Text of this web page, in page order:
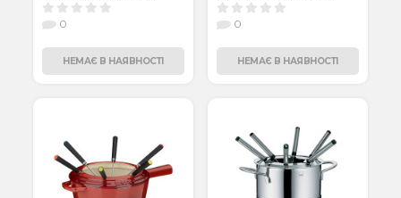
Simplon, 8 пр. (66980)
0
НЕМАЄ В НАЯВНОСТІ
червоний (16621)
0
НЕМАЄ В НАЯВНОСТІ